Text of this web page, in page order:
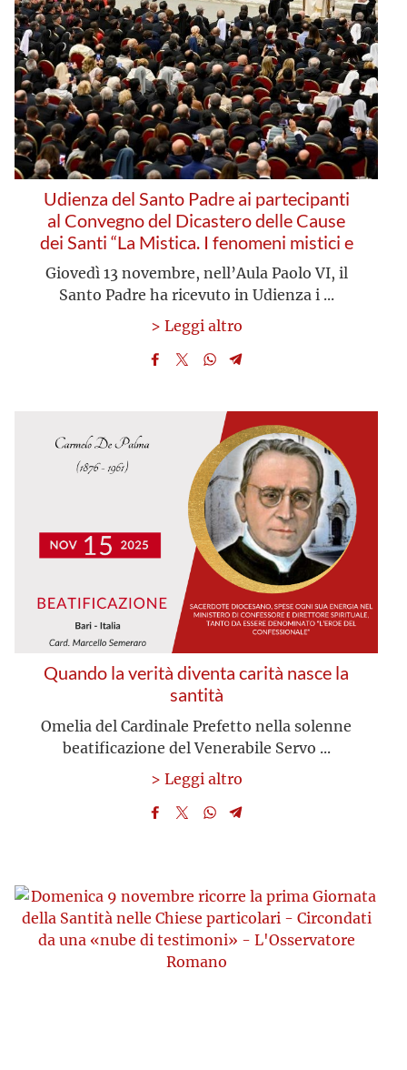
Udienza del Santo Padre ai partecipanti
al Convegno del Dicastero delle Cause
dei Santi “La Mistica. I fenomeni mistici e
la santità”
Giovedì 13 novembre, nell’Aula Paolo VI, il
Santo Padre ha ricevuto in Udienza i ...
> Leggi altro
Quando la verità diventa carità nasce la
santità
Omelia del Cardinale Prefetto nella solenne
beatificazione del Venerabile Servo ...
> Leggi altro